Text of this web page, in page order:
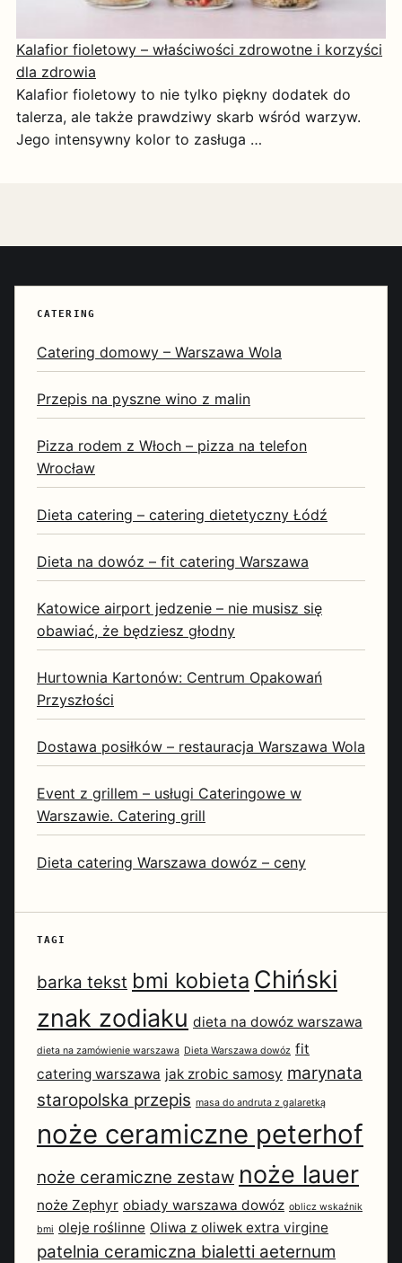
Kalafior fioletowy – właściwości zdrowotne i korzyści
dla zdrowia
Kalafior fioletowy to nie tylko piękny dodatek do
talerza, ale także prawdziwy skarb wśród warzyw.
Jego intensywny kolor to zasługa …
CATERING
Catering domowy – Warszawa Wola
Przepis na pyszne wino z malin
Pizza rodem z Włoch – pizza na telefon
Wrocław
Dieta catering – catering dietetyczny Łódź
Dieta na dowóz – fit catering Warszawa
Katowice airport jedzenie – nie musisz się
obawiać, że będziesz głodny
Hurtownia Kartonów: Centrum Opakowań
Przyszłości
Dostawa posiłków – restauracja Warszawa Wola
Event z grillem – usługi Cateringowe w
Warszawie. Catering grill
Dieta catering Warszawa dowóz – ceny
TAGI
barka tekst bmi kobieta Chiński
znak zodiaku dieta na dowóz warszawa
dieta na zamówienie warszawa Dieta Warszawa dowóz fit
catering warszawa jak zrobic samosy marynata
staropolska przepis masa do andruta z galaretką
noże ceramiczne peterhof
noże ceramiczne zestaw noże lauer
noże Zephyr obiady warszawa dowóz oblicz wskaźnik
bmi oleje roślinne Oliwa z oliwek extra virgine
patelnia ceramiczna bialetti aeternum